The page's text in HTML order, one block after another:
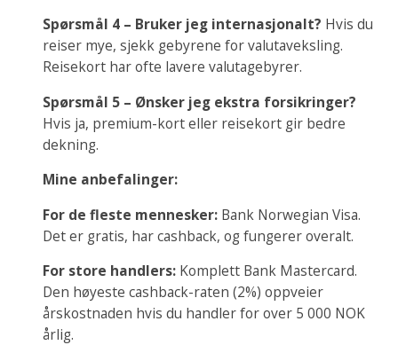
Spørsmål 4 – Bruker jeg internasjonalt? Hvis du
reiser mye, sjekk gebyrene for valutaveksling.
Reisekort har ofte lavere valutagebyrer.
Spørsmål 5 – Ønsker jeg ekstra forsikringer?
Hvis ja, premium-kort eller reisekort gir bedre
dekning.
Mine anbefalinger:
For de fleste mennesker: Bank Norwegian Visa.
Det er gratis, har cashback, og fungerer overalt.
For store handlers: Komplett Bank Mastercard.
Den høyeste cashback-raten (2%) oppveier
årskostnaden hvis du handler for over 5 000 NOK
årlig.